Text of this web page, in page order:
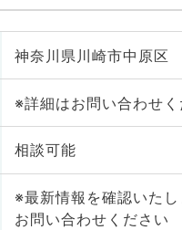
神奈川県川崎市中原区
※詳細はお問い合わせく
相談可能
※最新情報を確認いた
お問い合わせください